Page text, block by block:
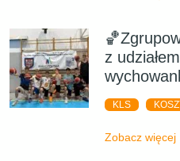
z
KLS
Zobacz więcej